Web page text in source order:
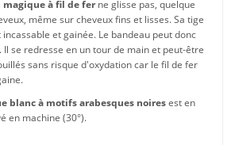
magique à fil de ferne glisse pas, quelque
même sur cheveux fins et lisses. Sa tige
et gainée. Le bandeau peut donc
se redresse en un tour de main et peut-être
sans risque d'oxydation car le fil de fer
blanc à motifs arabesques noiresest en
en machine (30°).